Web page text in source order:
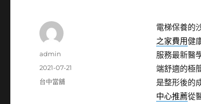
電梯保養的
之家費用健
服務最新醫
端舒適的極
是整形後的
中心推薦從
作
admin
發
佈
2021-07-21
分
台中當舖